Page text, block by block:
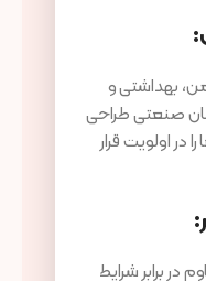
:
بهداشتی و
صنعتی طراحی
در اولویت قرار
:
در برابر شرایط